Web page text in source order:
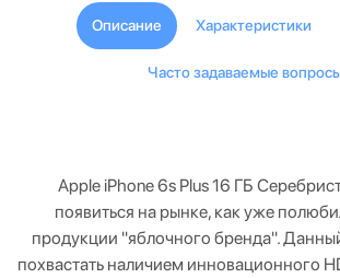
Описание Характеристики
Часто задаваемые
Apple iPhone 6s Plus 16 ГБ
появиться на рынке, как уже
продукции "яблочного бренда".
похвастать наличием инновационного